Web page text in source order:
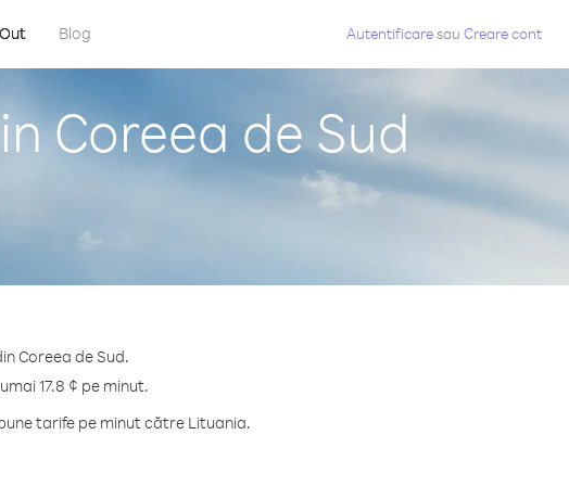
Blog Autentificaresau Creare cont
Coreea de Sud
Coreea de Sud.
17.8 ¢ pe minut.
tarife pe minut către Lituania.